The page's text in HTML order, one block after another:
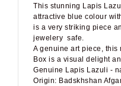
This stunning Lapis
attractive blue colour
is a very striking piece
jewelery safe.
A genuine art piece,
Box is a visual delight
Genuine Lapis Lazuli -
Origin: Badskhshan